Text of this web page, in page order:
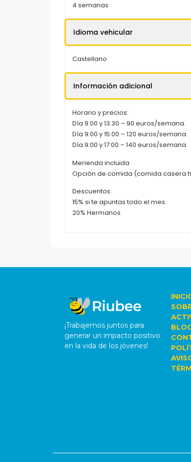
4 semanas
Idioma vehicular
Castellano
Información adicional
Horario y precios:
Día 9:00 y 13:30 – 90 euros/semana.
Día 9:00 y 15:00 – 120 euros/semana.
Día 9:00 y 17:00 – 140 euros/semana.
Merienda incluida
Opción de comida (comida casera
Descuentos:
15% si te apuntas todo el mes.
20% Hermanos
¡Trabajemos juntos para
generar un impacto positivo
en la vida de los jóvenes!